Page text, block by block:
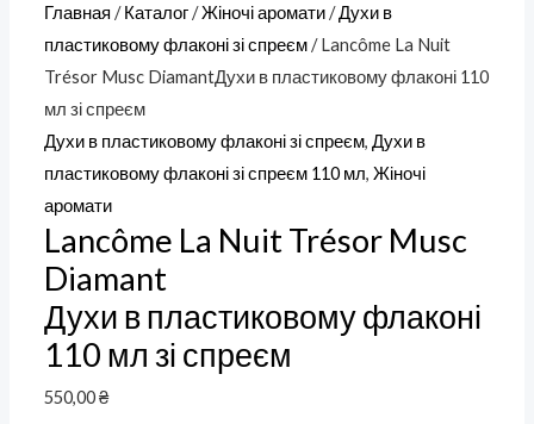
Главная /Каталог/Жіночі аромати/Духи в
пластиковому флаконі зі спреєм/ Lancôme La Nuit
Trésor Musc DiamantДухи в пластиковому флаконі 110
мл зі спреєм
Духи в пластиковому флаконі зі спреєм,Духи в
пластиковому флаконі зі спреєм 110 мл,Жіночі
аромати
Lancôme La Nuit Trésor Musc
Diamant
Духи в пластиковому флаконі
110 мл зі спреєм
550,00₴
пластиковому
флаконі
110
мл
зі
спреєм